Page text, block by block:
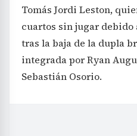
Tomás Jordi Leston,
cuartos sin jugar
tras la baja de la dupla
integrada por Ryan
Sebastián Osorio.